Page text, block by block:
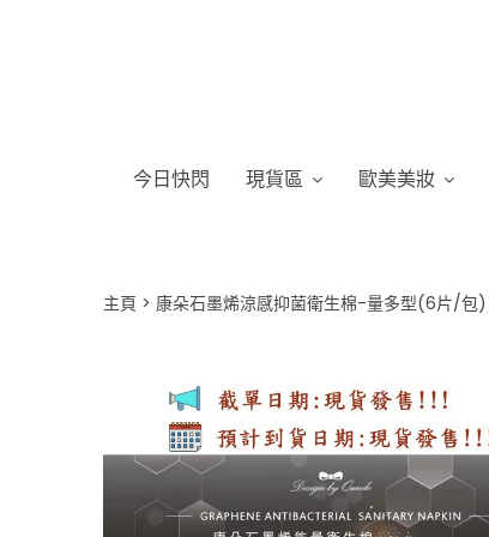
今日快閃 現貨區 歐美美妝
主頁 康朵石墨烯涼感抑菌衛生棉-量多型(6片/包)